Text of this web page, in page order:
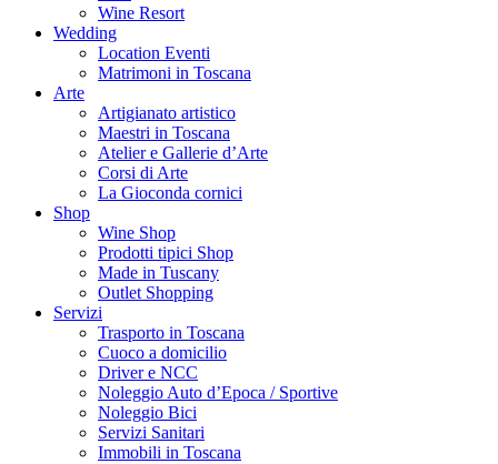
Wine Resort
Wedding
Location Eventi
Matrimoni in Toscana
Arte
Artigianato artistico
Maestri in Toscana
Atelier e Gallerie d’Arte
Corsi di Arte
La Gioconda cornici
Shop
Wine Shop
Prodotti tipici Shop
Made in Tuscany
Outlet Shopping
Servizi
Trasporto in Toscana
Cuoco a domicilio
Driver e NCC
Noleggio Auto d’Epoca / Sportive
Noleggio Bici
Servizi Sanitari
Immobili in Toscana